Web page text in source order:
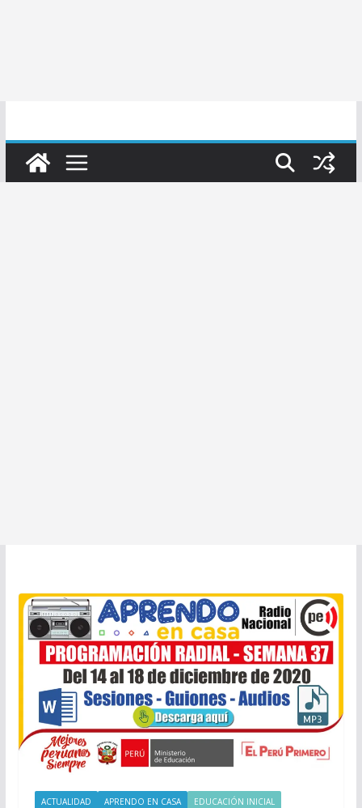
ACTUALIDAD APRENDO EN CASA
EDUCACIÓN INICIAL